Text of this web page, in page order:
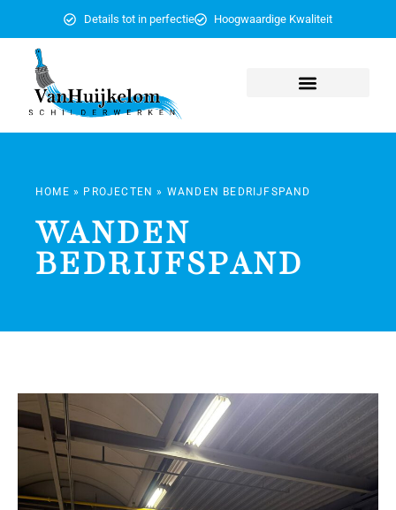
Details tot in perfectie Hoogwaardige Kwaliteit
HOME » PROJECTEN » WANDEN BEDRIJFSPAND
WANDEN
BEDRIJFSPAND